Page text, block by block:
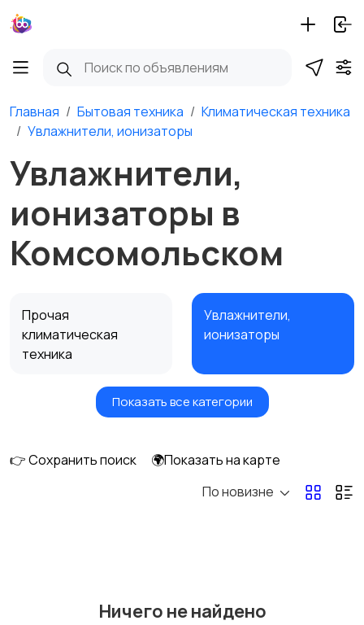
Главная Бытовая техника
Климатическая техника
Увлажнители, ионизаторы
Увлажнители,
ионизаторы в
Комсомольском
Прочая
климатическая
техника
Увлажнители,
ионизаторы
Вентиляторы Обогреватели
Кондиционеры и
Показать все категории
👉 Сохранить поиск
🌍Показать на карте
По новизне
Ничего не найдено